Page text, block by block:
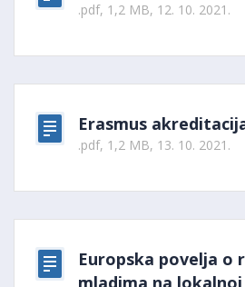
.pdf, 1,2 MB, 12. 10. 2021.
Erasmus
.pdf, 1,2 MB, 13. 10. 2021.
Europska povelja o
mladima na